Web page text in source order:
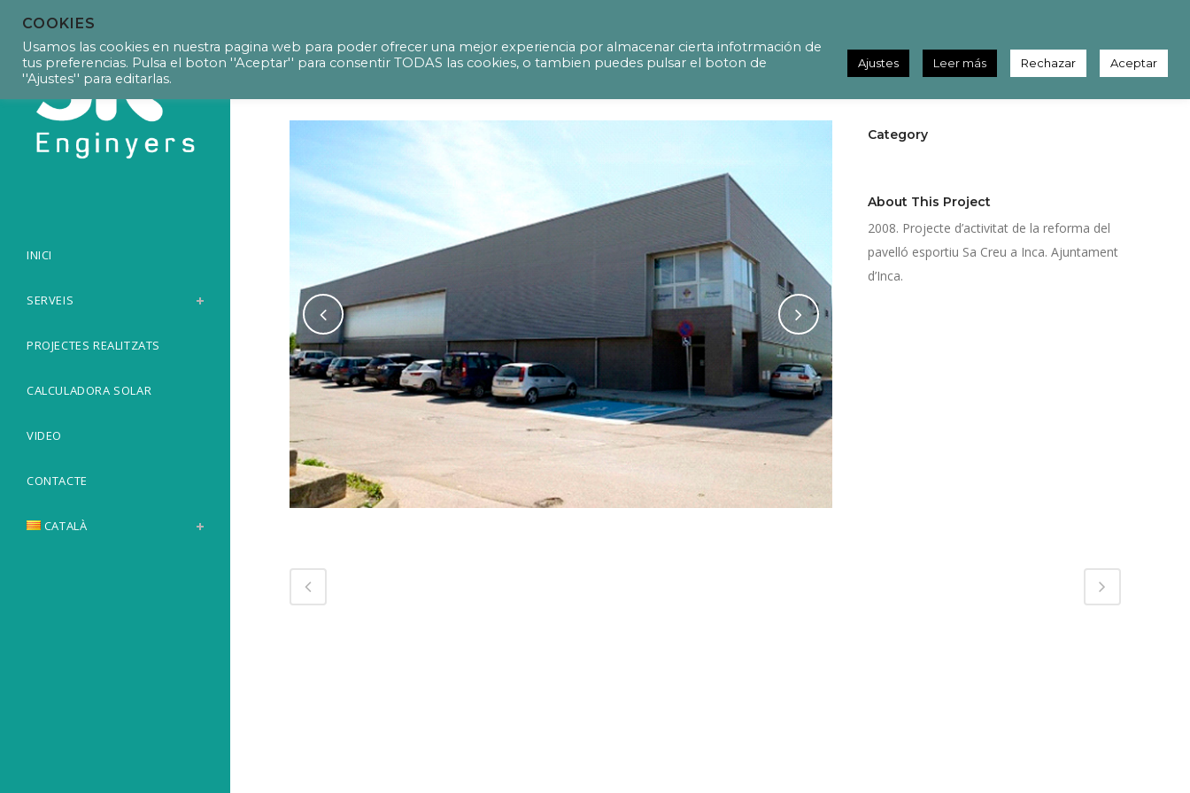
INICI
SERVEIS
PROJECTES REALITZATS
CALCULADORA SOLAR
VIDEO
CONTACTE
CATALÀ
Category
About This Project
2008. Projecte d’activitat de la reforma del
pavelló esportiu Sa Creu a Inca. Ajuntament
d’Inca.
COOKIES
Usamos las cookies en nuestra pagina web para poder ofrecer una mejor experiencia por almacenar cierta infotrmación de
tus preferencias. Pulsa el boton ''Aceptar'' para consentir TODAS las cookies, o tambien puedes pulsar el boton de
''Ajustes'' para editarlas.
Ajustes Leer más Rechazar Aceptar